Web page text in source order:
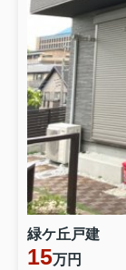
緑ケ丘戸建
15万円